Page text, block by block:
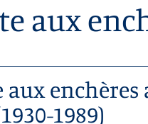
aux
aux
1989)